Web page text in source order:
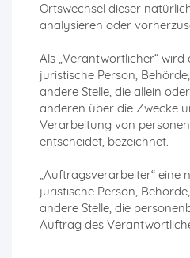
Ortswechsel dieser
analysieren oder
Als „Verantwortlicher“
juristische Person,
andere Stelle, die allein
anderen über die Zwecke
Verarbeitung von
entscheidet, bezeichnet.
„Auftragsverarbeiter“ eine
juristische Person,
andere Stelle, die
Auftrag des